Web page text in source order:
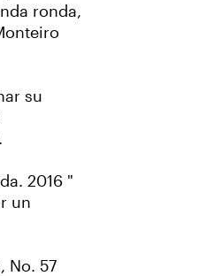
ronda,
su
2016 "
un
No. 57